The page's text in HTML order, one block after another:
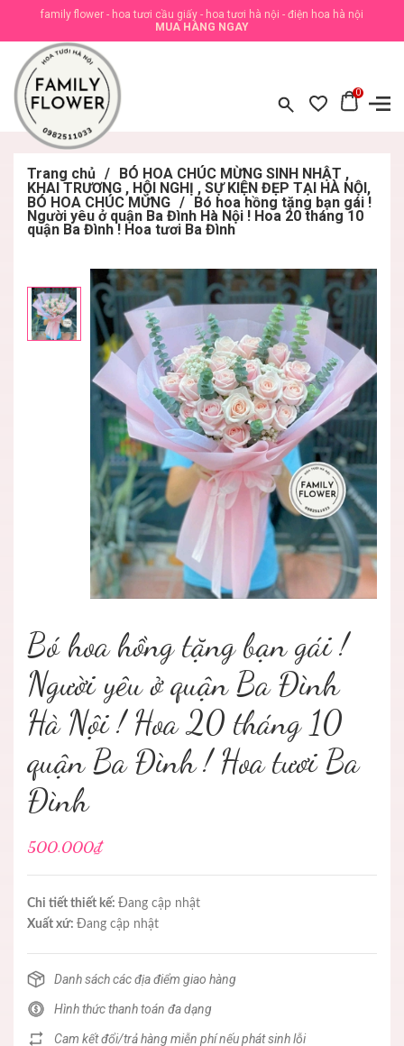
family flower - hoa tươi cầu giấy - hoa tươi hà nội - điện hoa hà nội
MUA HÀNG NGAY
0
Trang chủ / BÓ HOA CHÚC MỪNG SINH NHẬT ,
KHAI TRƯƠNG , HỘI NGHỊ , SỰ KIỆN ĐẸP TẠI HÀ NỘI,
BÓ HOA CHÚC MỪNG / Bó hoa hồng tặng bạn gái !
Người yêu ở quận Ba Đình Hà Nội ! Hoa 20 tháng 10
quận Ba Đình ! Hoa tươi Ba Đình
Bó hoa hồng tặng bạn gái !
Người yêu ở quận Ba Đình
Hà Nội ! Hoa 20 tháng 10
quận Ba Đình ! Hoa tươi Ba
Đình
500.000₫
Chi tiết thiết kế: Đang cập nhật
Xuất xứ: Đang cập nhật
Danh sách các địa điểm giao hàng
Hình thức thanh toán đa dạng
Cam kết đổi/trả hàng miễn phí nếu phát sinh lỗi